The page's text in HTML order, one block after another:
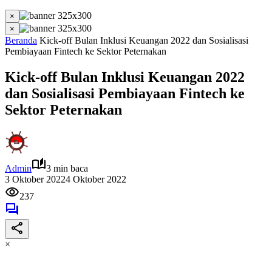
×
×
Beranda Kick-off Bulan Inklusi Keuangan 2022 dan Sosialisasi
Pembiayaan Fintech ke Sektor Peternakan
Kick-off Bulan Inklusi Keuangan 2022
dan Sosialisasi Pembiayaan Fintech ke
Sektor Peternakan
Admin
3 min baca
3 Oktober 20224 Oktober 2022
237
×